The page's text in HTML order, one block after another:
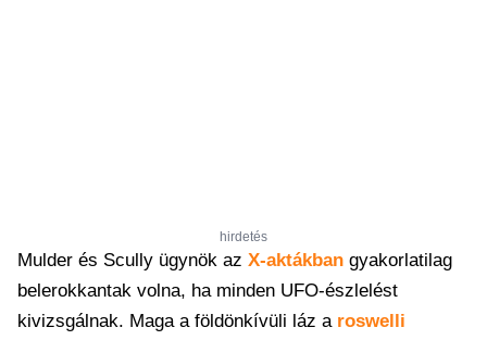
hirdetés
Mulder és Scully ügynök az X-aktákban gyakorlatilag
belerokkantak volna, ha minden UFO-észlelést
kivizsgálnak. Maga a földönkívüli láz a roswelli